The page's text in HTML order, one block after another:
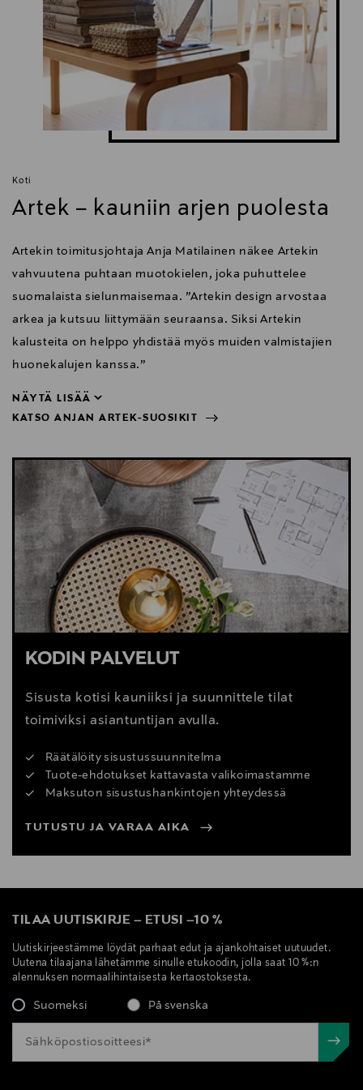
Koti
Artek – kauniin arjen puolesta
Artekin toimitusjohtaja Anja Matilainen näkee Artekin
vahvuutena puhtaan muotokielen, joka puhuttelee
suomalaista sielunmaisemaa. ”Artekin design arvostaa
arkea ja kutsuu liittymään seuraansa. Siksi Artekin
kalusteita on helppo yhdistää myös muiden valmistajien
huonekalujen kanssa.”
NÄYTÄ LISÄÄ
KATSO ANJAN ARTEK-SUOSIKIT
NÄYTÄ VÄHEMMÄN
KATSO ANJAN ARTEK-SUOSIKIT
KODIN PALVELUT
Sisusta kotisi kauniiksi ja suunnittele tilat
toimiviksi asiantuntijan avulla.
Räätälöity sisustussuunnitelma
Tuote-ehdotukset kattavasta valikoimastamme
Maksuton sisustushankintojen yhteydessä
TUTUSTU JA VARAA AIKA
TILAA UUTISKIRJE – ETUSI –10 %
Uutiskirjeestämme löydät parhaat edut ja ajankohtaiset uutuudet.
Uutena tilaajana lähetämme sinulle etukoodin, jolla saat 10 %:n
alennuksen normaalihintaisesta kertaostoksesta.
Suomeksi På svenska